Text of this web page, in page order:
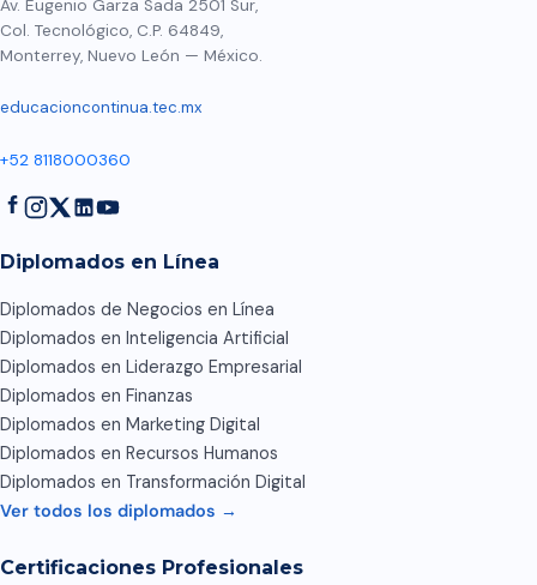
Av. Eugenio Garza Sada 2501 Sur,
Col. Tecnológico, C.P. 64849,
Monterrey, Nuevo León — México.
educacioncontinua.tec.mx
+52 8118000360
Diplomados en Línea
Diplomados de Negocios en Línea
Diplomados en Inteligencia Artificial
Diplomados en Liderazgo Empresarial
Diplomados en Finanzas
Diplomados en Marketing Digital
Diplomados en Recursos Humanos
Diplomados en Transformación Digital
Ver todos los diplomados →
Certificaciones Profesionales